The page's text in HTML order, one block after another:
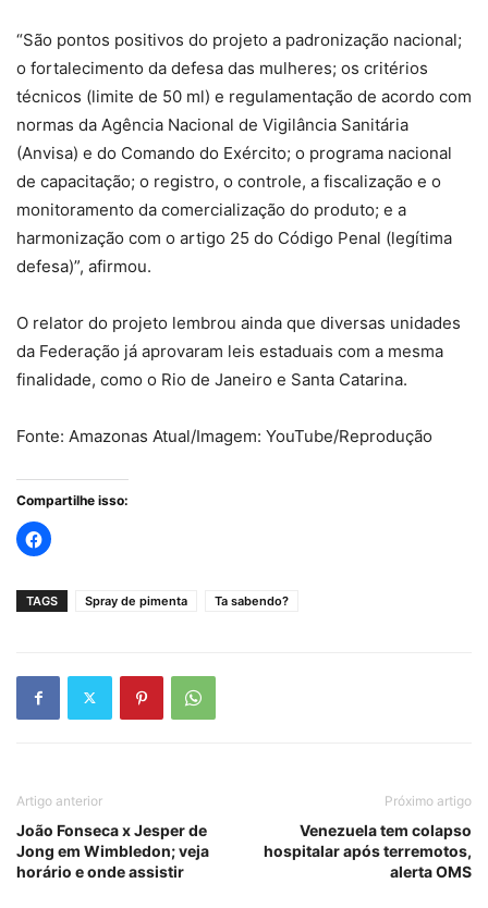
“São pontos positivos do projeto a padronização nacional;
o fortalecimento da defesa das mulheres; os critérios
técnicos (limite de 50 ml) e regulamentação de acordo com
normas da Agência Nacional de Vigilância Sanitária
(Anvisa) e do Comando do Exército; o programa nacional
de capacitação; o registro, o controle, a fiscalização e o
monitoramento da comercialização do produto; e a
harmonização com o artigo 25 do Código Penal (legítima
defesa)”, afirmou.
O relator do projeto lembrou ainda que diversas unidades
da Federação já aprovaram leis estaduais com a mesma
finalidade, como o Rio de Janeiro e Santa Catarina.
Fonte: Amazonas Atual/Imagem: YouTube/Reprodução
Compartilhe isso:
TAGS Spray de pimenta Ta sabendo?
Artigo anterior
João Fonseca x Jesper de
Jong em Wimbledon; veja
horário e onde assistir
Próximo artigo
Venezuela tem colapso
hospitalar após terremotos,
alerta OMS